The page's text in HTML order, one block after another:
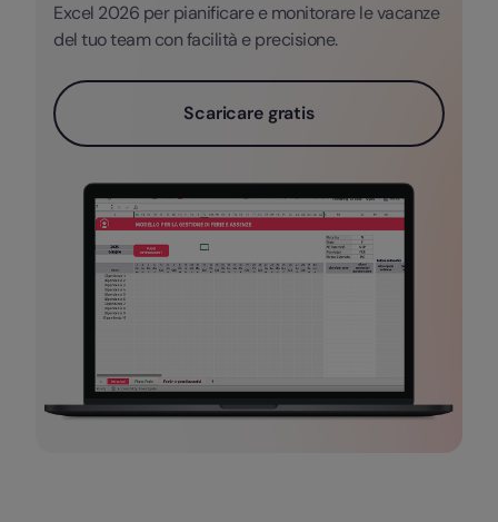
Excel 2026 per pianificare e monitorare le vacanze
del tuo team con facilità e precisione.
Scaricare gratis